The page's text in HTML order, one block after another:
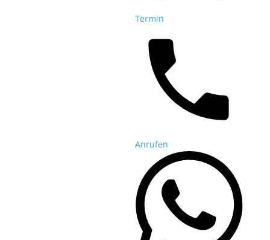
Termin
Anrufen